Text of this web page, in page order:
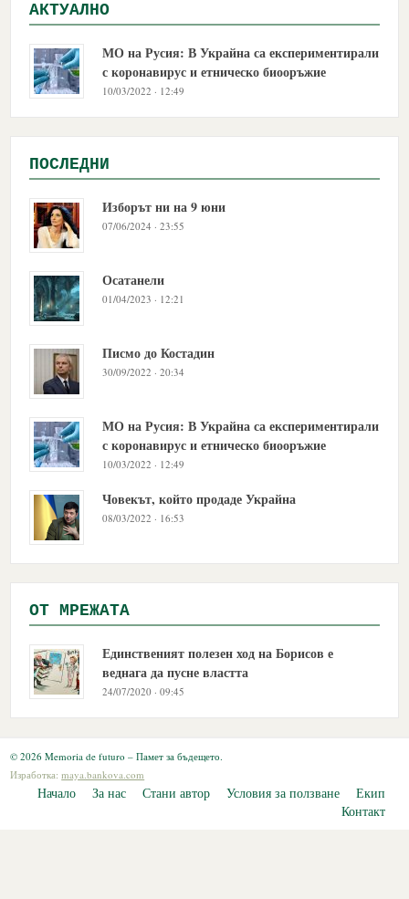
АКТУАЛНО
МО на Русия: В Украйна са експериментирали
с коронавирус и етническо биооръжие
10/03/2022 · 12:49
ПОСЛЕДНИ
Изборът ни на 9 юни
07/06/2024 · 23:55
Осатанели
01/04/2023 · 12:21
Писмо до Костадин
30/09/2022 · 20:34
МО на Русия: В Украйна са експериментирали
с коронавирус и етническо биооръжие
10/03/2022 · 12:49
Човекът, който продаде Украйна
08/03/2022 · 16:53
OТ МРЕЖАТА
Единственият полезен ход на Борисов е
веднага да пусне властта
24/07/2020 · 09:45
© 2026 Memoria de futuro – Памет за бъдещето.
Изработка:maya.bankova.com
Начало За нас Стани автор Условия за ползване
Екип
Контакт